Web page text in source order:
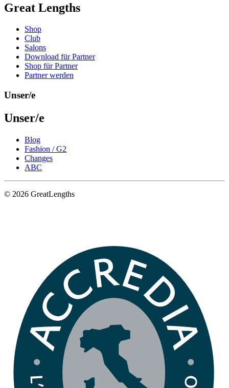
Great Lengths
Shop
Club
Salons
Download für Partner
Shop für Partner
Partner werden
Unser/e
Unser/e
Blog
Fashion / G2
Changes
ABC
© 2026 GreatLengths